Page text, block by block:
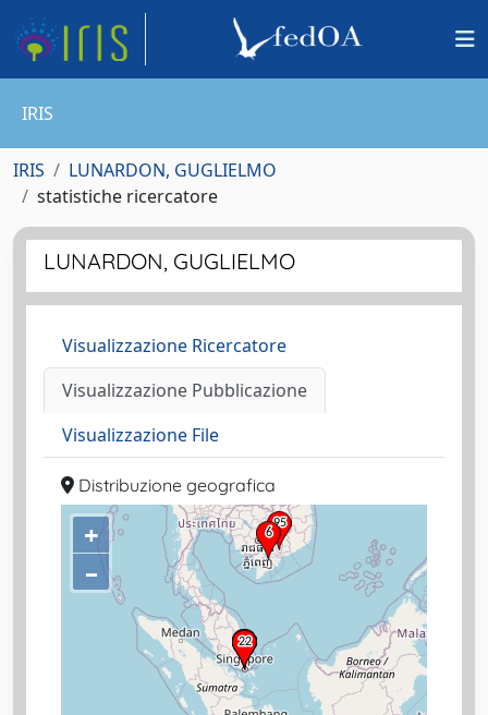
IRIS
IRIS
LUNARDON, GUGLIELMO
statistiche ricercatore
LUNARDON, GUGLIELMO
Visualizzazione Ricercatore
Visualizzazione Pubblicazione
Visualizzazione File
Distribuzione geografica
+
–